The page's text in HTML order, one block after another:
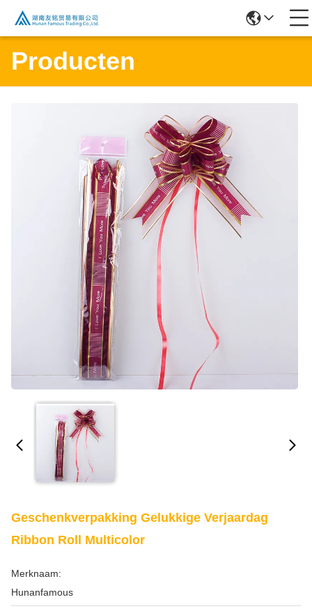
Producten
Geschenkverpakking Gelukkige Verjaardag
Ribbon Roll Multicolor
Merknaam:
Hunanfamous